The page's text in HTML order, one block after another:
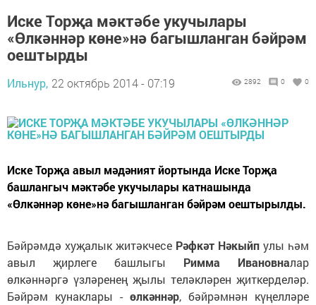
Иске Торҗа мәктәбе укучылары
«Өлкәннәр көне»нә багышланган бәйрәм
оештырды
Ильнур, 22 октябрь 2014 - 07:19 2892 0 0
Иске Торҗа авыл мәдәният йортында Иске Торҗа
башлангыч мәктәбе укучылары катнашында
«Өлкәннәр көне»нә багышланган бәйрәм оештырылды.
Бәйрәмдә хуҗалык житәкчесе Рәфкәт Нәкыйп улы һәм
авыл җирлеге башлыгы Римма Ивановналар
өлкәннәргә үзләренең җылы теләкләрен җиткерделәр.
Бәйрәм кунаклары - өлкәннәр, бәйрәмнән күңелләре